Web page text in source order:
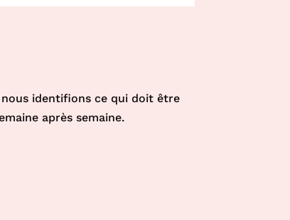
identifions ce qui doit être
après semaine.